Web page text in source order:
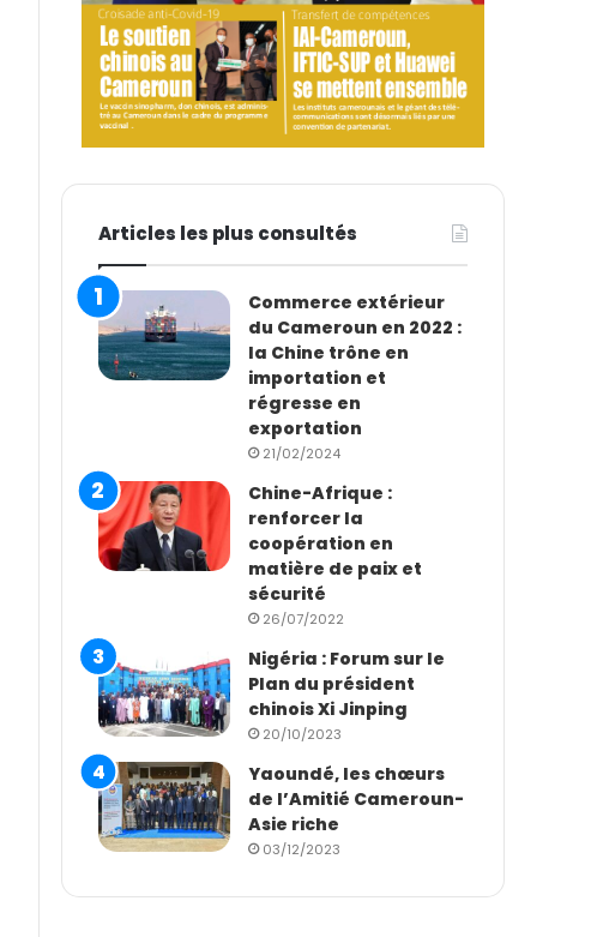
Articles les plus consultés
Commerce extérieur
du Cameroun en 2022 :
la Chine trône en
importation et
régresse en
exportation
21/02/2024
Chine-Afrique :
renforcer la
coopération en
matière de paix et
sécurité
26/07/2022
Nigéria : Forum sur le
Plan du président
chinois Xi Jinping
20/10/2023
Yaoundé, les chœurs
de l’Amitié Cameroun-
Asie riche
03/12/2023